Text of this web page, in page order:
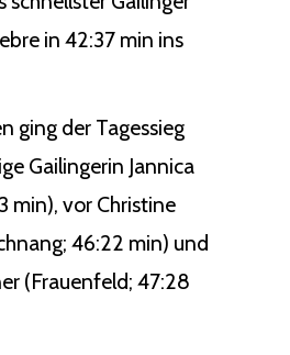
in 42:37 min ins
ging der Tagessieg
Gailingerin Jannica
min), vor Christine
46:22 min) und
(Frauenfeld; 47:28